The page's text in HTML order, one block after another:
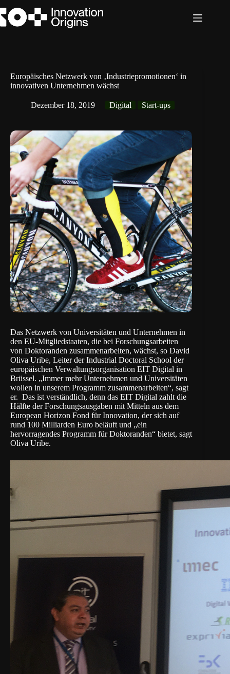
Inhalt
springen
Europäisches Netzwerk von ‚Industriepromotionen‘ in
innovativen Unternehmen wächst
Dezember 18, 2019 Digital Start-ups
Das Netzwerk von Universitäten und Unternehmen in
den EU-Mitgliedstaaten, die bei Forschungsarbeiten
von Doktoranden zusammenarbeiten, wächst, so David
Oliva Uribe, Leiter derIndustrial Doctoral School der
europäischen Verwaltungsorganisation EIT Digital in
Brüssel. „Immer mehr Unternehmen und Universitäten
wollen in unserem Programm zusammenarbeiten“, sagt
er. Das ist verständlich, denn das EIT Digital zahlt die
Hälfte der Forschungsausgaben mit Mitteln aus dem
European Horizon Fond für Innovation, der sich auf
rund 100 Milliarden Euro beläuft und „ein
hervorragendes Programm für Doktoranden“ bietet, sagt
Oliva Uribe.